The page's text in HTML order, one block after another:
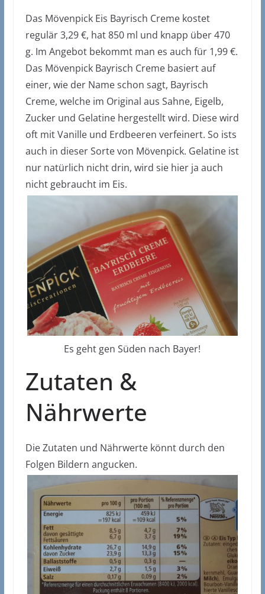
Das Mövenpick Eis Bayrisch Creme kostet
regulär 3,29 €, hat 850 ml und knapp über 470
g. Im Angebot bekommt man es auch für 1,99 €.
Das Mövenpick Bayrisch Creme basiert auf
einer, wie der Name schon sagt, Bayrisch
Creme, welche im Original aus Sahne, Eigelb,
Zucker und Gelatine hergestellt wird. Diese wird
oft mit Vanille und Erdbeeren verfeinert. So ists
auch in dieser Sorte von Mövenpick. Gelatine ist
nur natürlich nicht drin, wird sie hier ja auch
nicht gebraucht im Eis.
Es geht gen Süden nach Bayer!
Zutaten &
Nährwerte
Die Zutaten und Nährwerte könnt durch den
Folgen Bildern angucken.